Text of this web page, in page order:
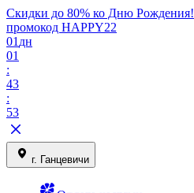
Скидки до 80% ко Дню Рождения!
промокод HAPPY22
01 дн
01
:
43
:
53
г. Ганцевичи